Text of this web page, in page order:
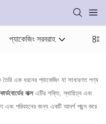
প্যাকেজিং সরবরাহ
তৈরি এক ধরনের প্যাকেজিং যা সাধারণত পণ্য
কার্ডবোর্ডের বাক্স এটির শক্তি, স্থায়িত্ব এবং
এবং পরিবহনের জন্য একটি আদর্শ পছন্দ করে